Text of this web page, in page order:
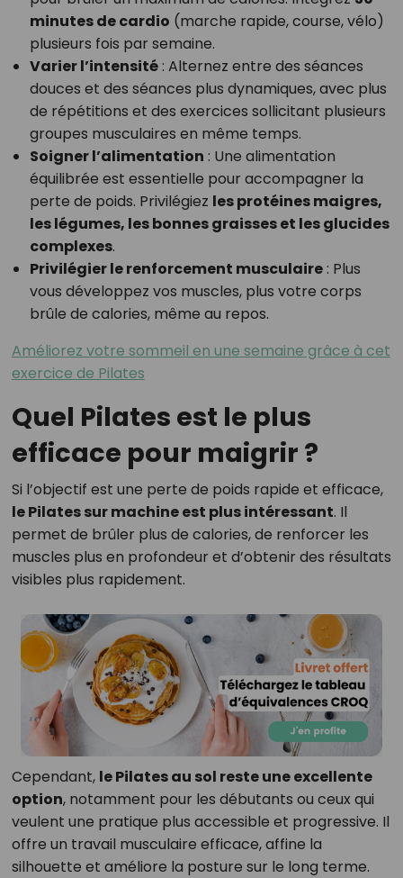
minutes de cardio (marche rapide, course, vélo)
plusieurs fois par semaine.
Varier l’intensité: Alternez entre des séances
douces et des séances plus dynamiques, avec plus
de répétitions et des exercices sollicitant plusieurs
groupes musculaires en même temps.
Soigner l’alimentation : Une alimentation
équilibrée est essentielle pour accompagner la
perte de poids. Privilégiez les protéines maigres,
les légumes, les bonnes graisses et les glucides
complexes.
Privilégier le renforcement musculaire: Plus
vous développez vos muscles, plus votre corps
brûle de calories, même au repos.
Améliorez votre sommeil en une semaine grâce à cet
exercice de Pilates
Quel Pilates est le plus
efficace pour maigrir ?
Si l’objectif est une perte de poids rapide et efficace,
le Pilates sur machine est plus intéressant. Il
permet de brûler plus de calories, de renforcer les
muscles plus en profondeur et d’obtenir des résultats
visibles plus rapidement.
Cependant, le Pilates au sol reste une excellente
option, notamment pour les débutants ou ceux qui
veulent une pratique plus accessible et progressive. Il
offre un travail musculaire efficace, affine la
silhouette et améliore la posture sur le long terme.